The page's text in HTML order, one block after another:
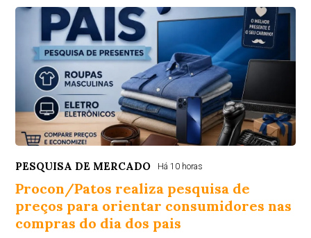
PESQUISA DE MERCADO Há 10 horas
Procon/Patos realiza pesquisa de
preços para orientar consumidores nas
compras do dia dos pais